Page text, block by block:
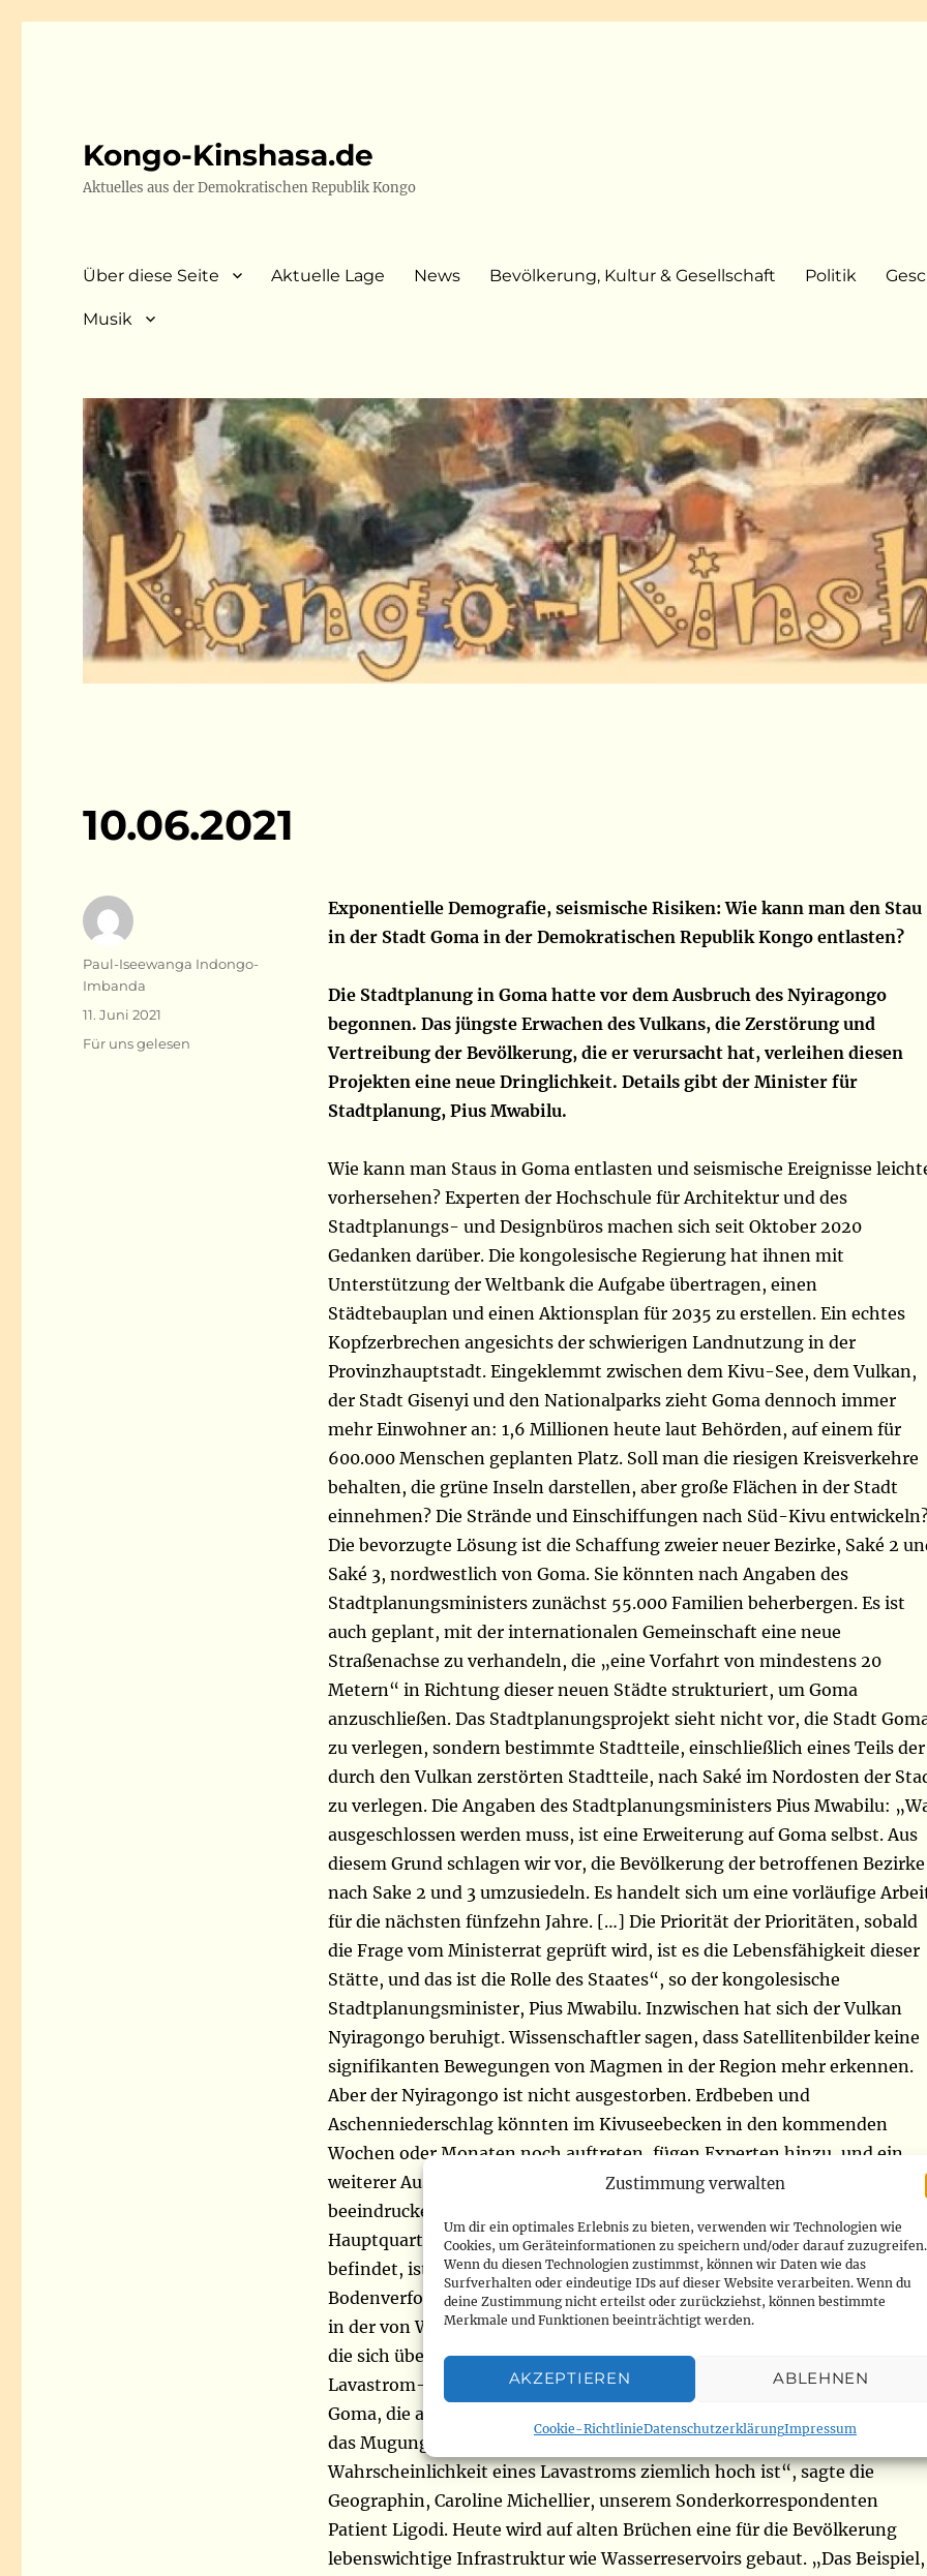
Zustimmung verwalten
Um dir ein optimales Erlebnis zu bieten, verwenden wir Technologien wie
Cookies, um Geräteinformationen zu speichern und/oder darauf zuzugreifen.
Wenn du diesen Technologien zustimmst, können wir Daten wie das
Surfverhalten oder eindeutige IDs auf dieser Website verarbeiten. Wenn du
deine Zustimmung nicht erteilst oder zurückziehst, können bestimmte
Merkmale und Funktionen beeinträchtigt werden.
AKZEPTIEREN ABLEHNEN
Cookie-RichtlinieDatenschutzerklärungImpressum
Kongo-Kinshasa.de
Aktuelles aus der Demokratischen Republik Kongo
Über diese Seite Aktuelle Lage News Bevölkerung, Kultur & Gesellschaft Politik
Musik
10.06.2021
Exponentielle Demografie, seismische Risiken: Wie kann man den Stau
in der Stadt Goma in der Demokratischen Republik Kongo entlasten?
Die Stadtplanung in Goma hatte vor dem Ausbruch des Nyiragongo
begonnen. Das jüngste Erwachen des Vulkans, die Zerstörung und
Vertreibung der Bevölkerung, die er verursacht hat, verleihen diesen
Projekten eine neue Dringlichkeit. Details gibt der Minister für
Stadtplanung, Pius Mwabilu.
Wie kann man Staus in Goma entlasten und seismische Ereignisse
vorhersehen? Experten der Hochschule für Architektur und des
Stadtplanungs- und Designbüros machen sich seit Oktober 2020
Gedanken darüber. Die kongolesische Regierung hat ihnen mit
Unterstützung der Weltbank die Aufgabe übertragen, einen
Städtebauplan und einen Aktionsplan für 2035 zu erstellen. Ein echtes
Kopfzerbrechen angesichts der schwierigen Landnutzung in der
Provinzhauptstadt. Eingeklemmt zwischen dem Kivu-See, dem Vulkan,
der Stadt Gisenyi und den Nationalparks zieht Goma dennoch immer
mehr Einwohner an: 1,6 Millionen heute laut Behörden, auf einem für
600.000 Menschen geplanten Platz. Soll man die riesigen Kreisverkehre
behalten, die grüne Inseln darstellen, aber große Flächen in der Stadt
einnehmen? Die Strände und Einschiffungen nach Süd-Kivu
Die bevorzugte Lösung ist die Schaffung zweier neuer Bezirke, Saké 2
Saké 3, nordwestlich von Goma. Sie könnten nach Angaben des
Stadtplanungsministers zunächst 55.000 Familien beherbergen. Es ist
auch geplant, mit der internationalen Gemeinschaft eine neue
Straßenachse zu verhandeln, die „eine Vorfahrt von mindestens 20
Metern“ in Richtung dieser neuen Städte strukturiert, um Goma
anzuschließen. Das Stadtplanungsprojekt sieht nicht vor, die Stadt
zu verlegen, sondern bestimmte Stadtteile, einschließlich eines Teils der
durch den Vulkan zerstörten Stadtteile, nach Saké im Nordosten der
zu verlegen. Die Angaben des Stadtplanungsministers Pius Mwabilu:
ausgeschlossen werden muss, ist eine Erweiterung auf Goma selbst. Aus
diesem Grund schlagen wir vor, die Bevölkerung der betroffenen Bezirke
nach Sake 2 und 3 umzusiedeln. Es handelt sich um eine vorläufige
für die nächsten fünfzehn Jahre. […] Die Priorität der Prioritäten, sobald
die Frage vom Ministerrat geprüft wird, ist es die Lebensfähigkeit dieser
Stätte, und das ist die Rolle des Staates“, so der kongolesische
Stadtplanungsminister, Pius Mwabilu. Inzwischen hat sich der Vulkan
Nyiragongo beruhigt. Wissenschaftler sagen, dass Satellitenbilder keine
signifikanten Bewegungen von Magmen in der Region mehr erkennen.
Aber der Nyiragongo ist nicht ausgestorben. Erdbeben und
Aschenniederschlag könnten im Kivuseebecken in den kommenden
Wochen oder Monaten noch auftreten, fügen Experten hinzu, und ein
weiterer Ausbruch sei in Zukunft nicht auszuschließen. Der
beeindruckende Riss auf dem Goma-Berg, über dem sich das
Hauptquartier des Vulkanologischen Observatoriums von Goma (OVG)
befindet, ist zu einer Attraktion geworden. Wie hier ist die
Bodenverformung an mehreren Stellen der Stadt sichtbar, insbesondere
in der von Wissenschaftlern und Behörden so genannten „roten Zone“,
die sich über mehrere Stadtteile erstreckt. Ein Gebiet basierend auf einer
Lavastrom-Wahrscheinlichkeitskarte. „Es gibt andere Räume in der
Goma, die als solche identifiziert werden könnten. Dies ist zum Beispiel
das Mugunga-Gebiet, das 50-jährige Jubiläumsgebiet, in dem die
Wahrscheinlichkeit eines Lavastroms ziemlich hoch ist“, sagte die
Geographin, Caroline Michellier, unserem Sonderkorrespondenten
Patient Ligodi. Heute wird auf alten Brüchen eine für die Bevölkerung
lebenswichtige Infrastruktur wie Wasserreservoirs gebaut. „Das Beispiel,
Autor
Paul-Iseewanga Indongo-
Imbanda
Veröffentlicht
am
11. Juni 2021
Kategorien
Für uns gelesen